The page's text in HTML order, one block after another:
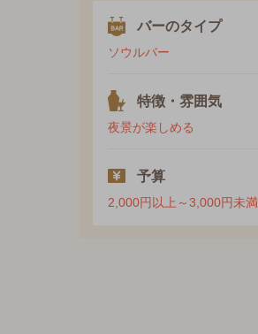
バーのタイプ
ソウルバー
特徴・雰囲気
夜景が楽しめる
予算
2,000円以上～3,000円未満